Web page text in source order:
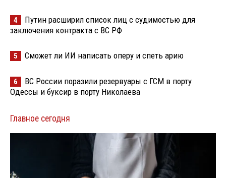
4
Путин расширил список лиц с судимостью для
заключения контракта с ВС РФ
5 Сможет ли ИИ написать оперу и спеть арию
6
ВС России поразили резервуары с ГСМ в порту
Одессы и буксир в порту Николаева
Главное сегодня